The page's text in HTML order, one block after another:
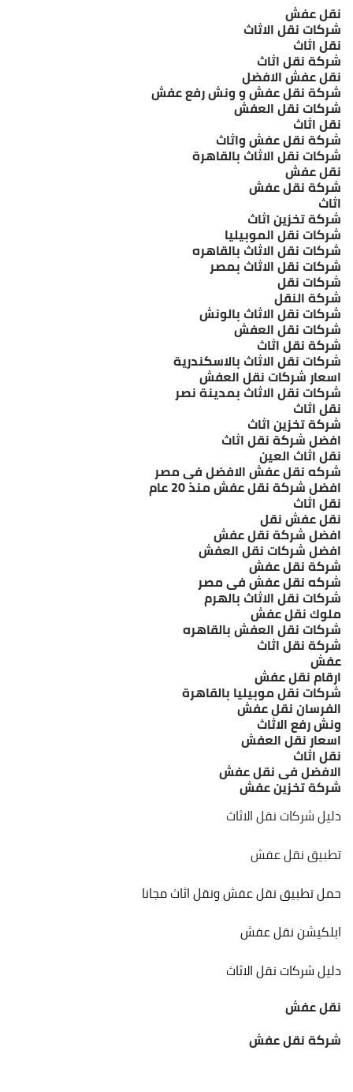
نقل عفش
شركات نقل الاثاث
نقل اثاث
شركة نقل اثاث
نقل عفش الافضل
شركة نقل عفش و ونش رفع عفش
شركات نقل العفش
نقل اثاث
شركة نقل عفش واثاث
شركات نقل الاثاث بالقاهرة
نقل عفش
شركة نقل عفش
اثاث
شركة تخزين اثاث
شركات نقل الموبيليا
شركات نقل الاثاث بالقاهره
شركات نقل الاثاث بمصر
شركات نقل
شركة النقل
شركات نقل الاثاث بالونش
شركات نقل العفش
شركة نقل اثاث
شركات نقل الاثاث بالاسكندرية
اسعار شركات نقل العفش
شركات نقل الاثاث بمدينة نصر
نقل اثاث
شركة تخزين اثاث
افضل شركة نقل اثاث
نقل اثاث العين
شركه نقل عفش الافضل فى مصر
افضل شركة نقل عفش منذ 20 عام
نقل اثاث
نقل عفش نقل
افضل شركة نقل عفش
افضل شركات نقل العفش
شركة نقل عفش
شركه نقل عفش فى مصر
شركات نقل الاثاث بالهرم
ملوك نقل عفش
شركات نقل العفش بالقاهره
شركة نقل اثاث
عفش
ارقام نقل عفش
شركات نقل موبيليا بالقاهرة
الفرسان نقل عفش
ونش رفع الاثاث
اسعار نقل العفش
نقل اثاث
الافضل فى نقل عفش
شركة تخزين عفش
دليل شركات نقل الاثاث
تطبيق نقل عفش
حمل تطبيق نقل عفش ونقل اثاث مجانا
ابلكيشن نقل عفش
دليل شركات نقل الاثاث
نقل عفش
شركة نقل عفش